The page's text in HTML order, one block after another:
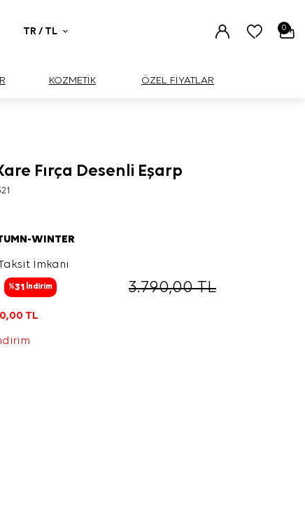
TR / TL 0
KOZMETİK ÖZEL FİYATLAR
Fırça Desenli Eşarp
WINTER
İmkanı
%31 İndirim 3.790,00TL
TL